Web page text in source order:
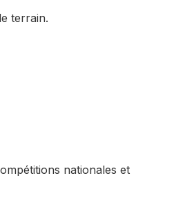
terrain.
nationales et